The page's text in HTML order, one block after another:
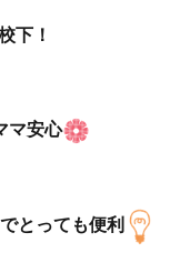
下！
マ安心
とっても便利